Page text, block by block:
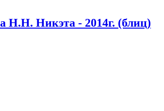
Н.Н. Никэта - 2014г. (блиц)